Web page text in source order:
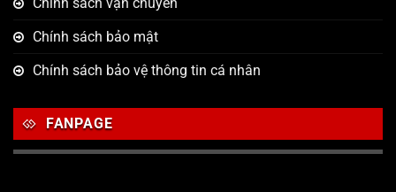
Chính sách bảo mật
Chính sách bảo vệ thông tin cá nhân
FANPAGE